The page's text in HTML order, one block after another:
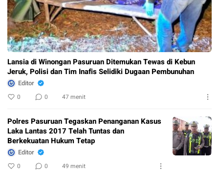
Lansia di Winongan Pasuruan Ditemukan Tewas di Kebun
Jeruk, Polisi dan Tim Inafis Selidiki Dugaan Pembunuhan
Editor
0 0 47 menit
Polres Pasuruan Tegaskan Penanganan Kasus
Laka Lantas 2017 Telah Tuntas dan
Berkekuatan Hukum Tetap
Editor
0 0 49 menit